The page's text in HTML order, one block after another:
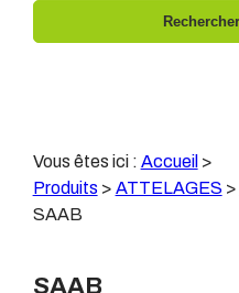
Vous êtes ici : Accueil >
Produits > ATTELAGES >
SAAB
SAAB